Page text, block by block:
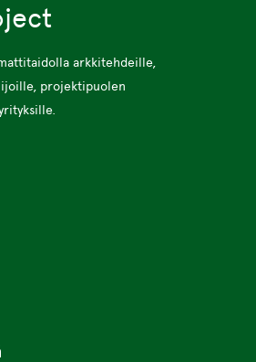
arkkitehdeille,
projektipuolen